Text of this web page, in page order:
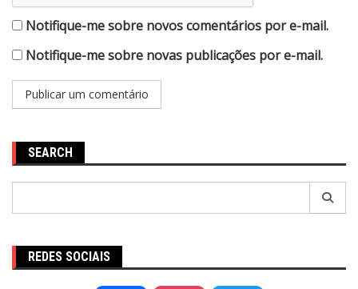
Notifique-me sobre novos comentários por e-mail.
Notifique-me sobre novas publicações por e-mail.
SEARCH
REDES SOCIAIS